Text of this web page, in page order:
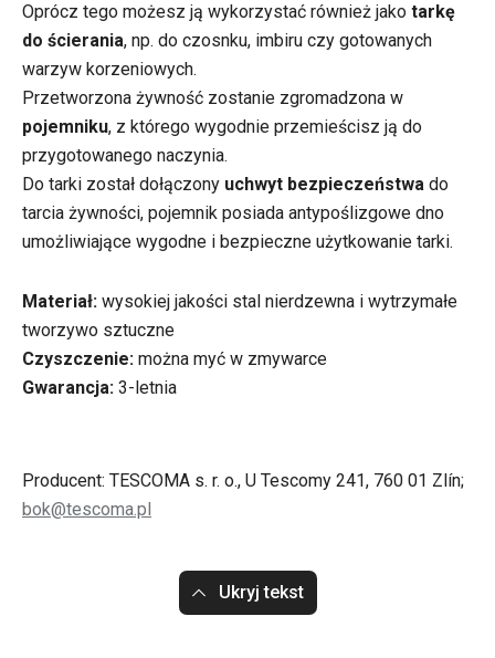
Oprócz tego możesz ją wykorzystać również jako tarkę
do ścierania, np. do czosnku, imbiru czy gotowanych
warzyw korzeniowych.
Przetworzona żywność zostanie zgromadzona w
pojemniku, z którego wygodnie przemieścisz ją do
przygotowanego naczynia.
Do tarki został dołączony uchwyt bezpieczeństwa do
tarcia żywności, pojemnik posiada antypoślizgowe dno
umożliwiające wygodne i bezpieczne użytkowanie tarki.
Materiał: wysokiej jakości stal nierdzewna i wytrzymałe
tworzywo sztuczne
Czyszczenie: można myć w zmywarce
Gwarancja: 3-letnia
Producent: TESCOMA s. r. o., U Tescomy 241, 760 01 Zlín;
bok@tescoma.pl
Ukryj tekst